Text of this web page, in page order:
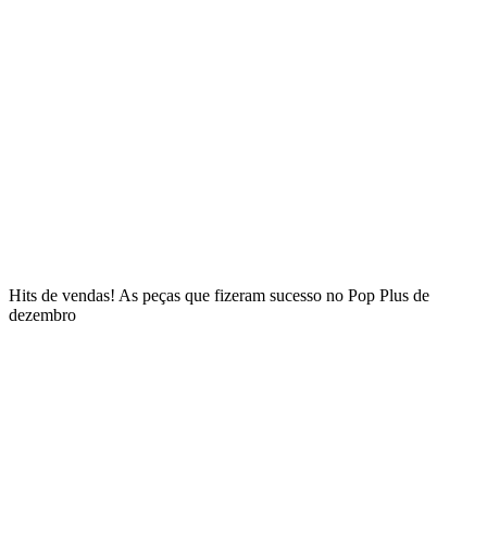
Hits de vendas! As peças que fizeram sucesso no Pop Plus de
dezembro